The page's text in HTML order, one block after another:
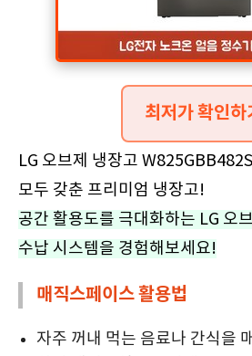
최저가 확인하
LG 오브제 냉장고
모두 갖춘 프리미엄 냉장고!
공간 활용도를 극대화하는 LG 오
수납 시스템을 경험해보세요!
매직스페이스 활용법
자주 꺼내 먹는 음료나 간식을